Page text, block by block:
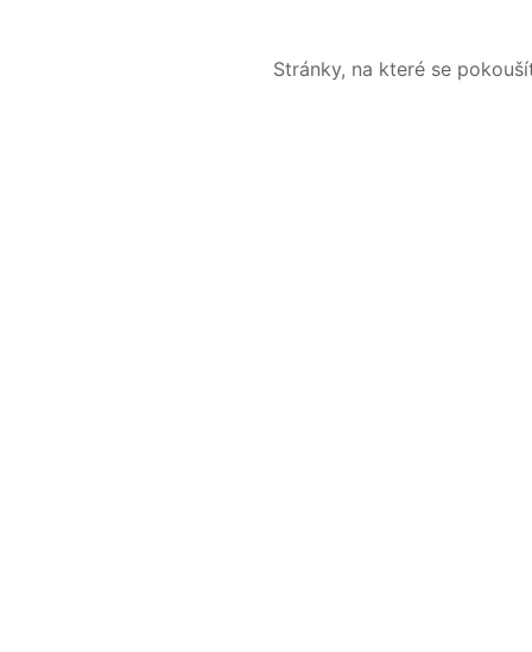
Stránky, na které se